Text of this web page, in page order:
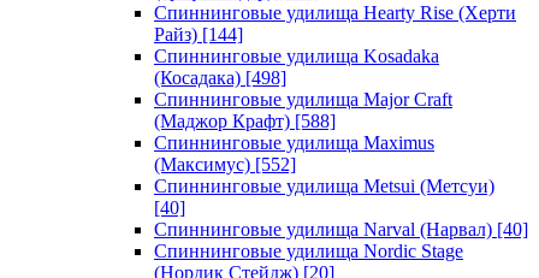
Спиннинговые удилища Hearty Rise (Херти
Райз) [144]
Спиннинговые удилища Kosadaka
(Косадака) [498]
Спиннинговые удилища Major Craft
(Маджор Крафт) [588]
Спиннинговые удилища Maximus
(Максимус) [552]
Спиннинговые удилища Metsui (Метсуи)
[40]
Спиннинговые удилища Narval (Нарвал) [40]
Спиннинговые удилища Nordic Stage
(Нордик Стейдж) [20]